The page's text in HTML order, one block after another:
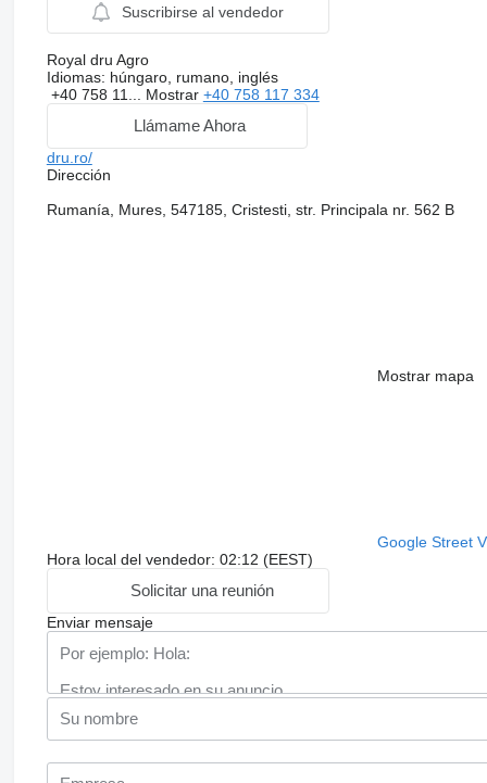
Suscribirse al vendedor
Royal dru Agro
Idiomas: húngaro, rumano, inglés
+40 758 11... Mostrar +40 758 117 334
Llámame Ahora
dru.ro/
Dirección
Rumanía, Mures, 547185, Cristesti, str. Principala nr. 562 B
Mostrar mapa
Google Street
Hora local del vendedor: 02:12 (EEST)
Solicitar una reunión
Enviar mensaje